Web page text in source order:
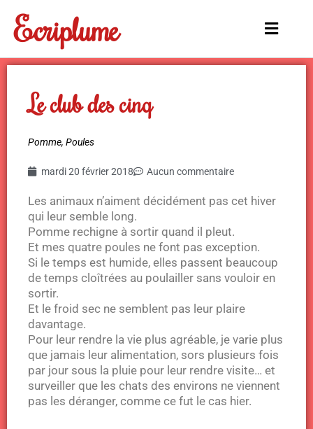
contenu
Ecriplume
Main
Le club des cinq
Pomme, Poules
mardi 20 février 2018 Aucun commentaire
Les animaux n’aiment décidément pas cet hiver
qui leur semble long.
Pomme rechigne à sortir quand il pleut.
Et mes quatre poules ne font pas exception.
Si le temps est humide, elles passent beaucoup
de temps cloîtrées au poulailler sans vouloir en
sortir.
Et le froid sec ne semblent pas leur plaire
davantage.
Pour leur rendre la vie plus agréable, je varie plus
que jamais leur alimentation, sors plusieurs fois
par jour sous la pluie pour leur rendre visite… et
surveiller que les chats des environs ne viennent
pas les déranger, comme ce fut le cas hier.